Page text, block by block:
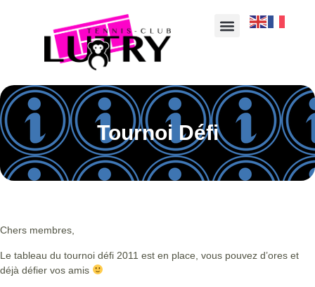
Tournoi Défi
Chers membres,
Le tableau du tournoi défi 2011 est en place, vous pouvez d’ores et
déjà défier vos amis